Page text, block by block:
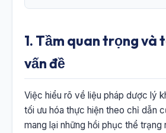
1. Tầm quan trọng và
vấn đề
Việc hiểu rõ về liệu pháp dược lý
tối ưu hóa thực hiện theo chỉ dẫn
mang lại những hồi phục thể trạng